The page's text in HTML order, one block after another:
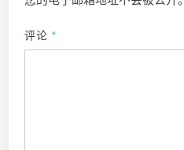
评论 *